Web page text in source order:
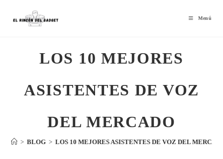
Menú
LOS 10 MEJORES
ASISTENTES DE VOZ
DEL MERCADO
> BLOG > LOS 10 MEJORES ASISTENTES DE VOZ DEL